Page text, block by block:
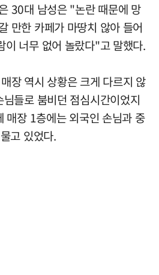
30대 남성은 "논란 때문에 망
만한 카페가 마땅치 않아 들어
너무 없어 놀랐다"고 말했다.
장 역시 상황은 크게 다르지 않
들로 붐비던 점심시간이었지
매장 1층에는 외국인 손님과 중
고 있었다.